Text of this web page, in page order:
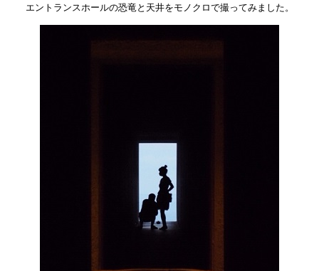
エントランスホールの恐竜と天井をモノクロで撮ってみました。